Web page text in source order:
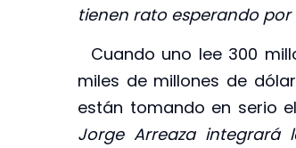
tienen rato esperando por
Cuando uno lee 300
miles de millones de
están tomando en serio
Jorge Arreaza